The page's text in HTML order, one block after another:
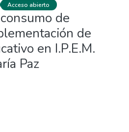
Acceso abierto
de
de
en I.P.E.M.
Paz